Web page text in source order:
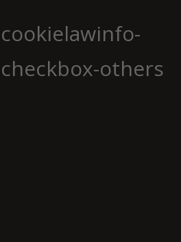
cookielawinfo-
checkbox-others